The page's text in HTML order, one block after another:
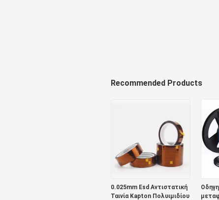
Recommended Products
0.025mm Esd Αντιστατική
Ταινία Kapton Πολυιμιδίου